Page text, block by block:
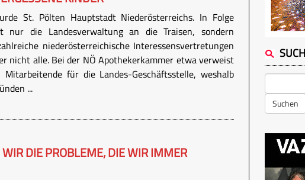
St. Pölten Hauptstadt Niederösterreichs. In Folge
nur die Landesverwaltung an die Traisen, sondern
niederösterreichische Interessensvertretungen
nicht alle. Bei der NÖ Apothekerkammer etwa verweist
für die Landes-Geschäftsstelle, weshalb
...
DIE PROBLEME, DIE WIR IMMER
Suchen